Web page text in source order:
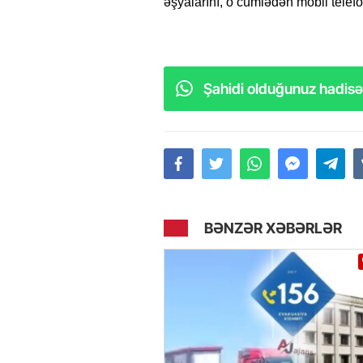
Şahidi olduğunuz
BƏNZƏR XƏBƏRLƏR